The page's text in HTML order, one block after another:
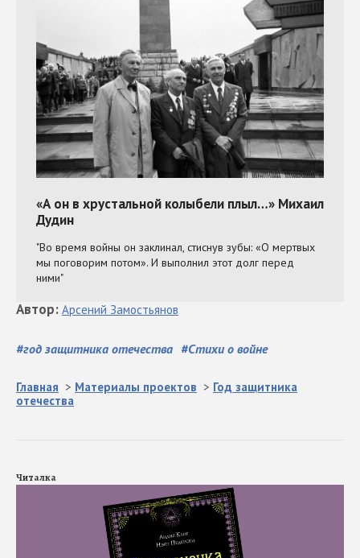
#год защитника отечества #Стихи о войне
Автор: Арсений Замостьянов
Главная > Материалы проектов > Год защитника
отечества
Читалка